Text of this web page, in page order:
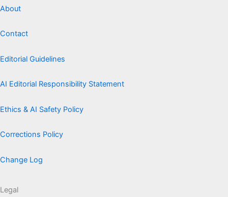
About
Contact
Editorial Guidelines
AI Editorial Responsibility Statement
Ethics & AI Safety Policy
Corrections Policy
Change Log
Legal